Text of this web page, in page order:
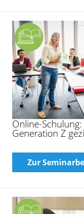
Online-
Generation Z
Zur